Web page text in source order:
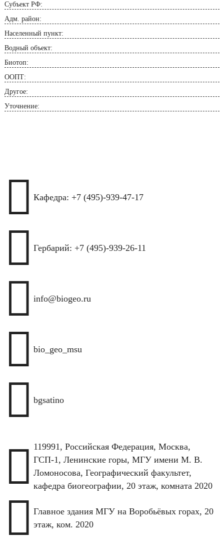
Субъект РФ:
Адм. район:
Населенный пункт:
Водный объект:
Биотоп:
ООПТ:
Другое:
Уточнение:
 Кафедра: +7 (495)-939-47-17
 Гербарий: +7 (495)-939-26-11
 info@biogeo.ru
 bio_geo_msu
 bgsatino
 119991, Российская Федерация, Москва,
ГСП-1, Ленинские горы, МГУ имени М. В.
Ломоносова, Географический факультет,
кафедра биогеографии, 20 этаж, комната 2020
 Главное здания МГУ на Воробьёвых горах, 20
этаж, ком. 2020